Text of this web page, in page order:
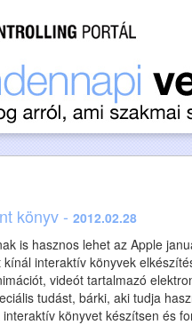
könyv - 2012.02.28
is hasznos lehet az Apple
kínál interaktív könyvek
videót tartalmazó
tudást, bárki, aki tudja
interaktív könyvet készítsen és